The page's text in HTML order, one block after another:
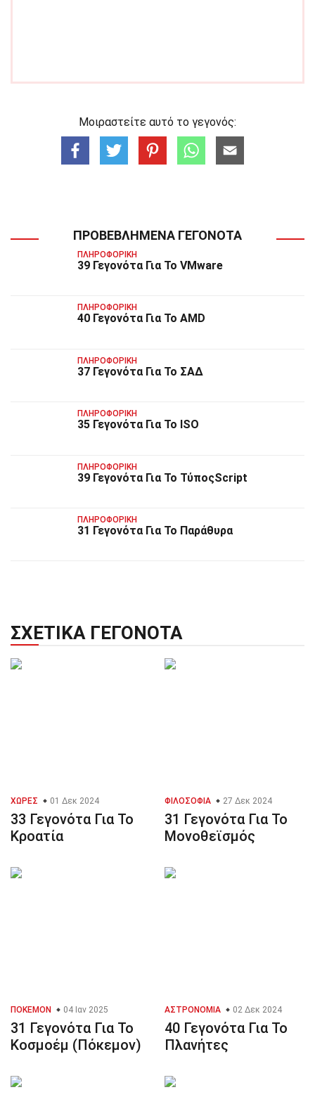
Μοιραστείτε αυτό το γεγονός:
ΠΡΟΒΕΒΛΗΜΈΝΑ ΓΕΓΟΝΌΤΑ
ΠΛΗΡΟΦΟΡΙΚΉ
39 Γεγονότα Για Το VMware
ΠΛΗΡΟΦΟΡΙΚΉ
40 Γεγονότα Για Το ΑΜD
ΠΛΗΡΟΦΟΡΙΚΉ
37 Γεγονότα Για Το ΣΑΔ
ΠΛΗΡΟΦΟΡΙΚΉ
35 Γεγονότα Για Το ISO
ΠΛΗΡΟΦΟΡΙΚΉ
39 Γεγονότα Για Το ΤύποςScript
ΠΛΗΡΟΦΟΡΙΚΉ
31 Γεγονότα Για Το Παράθυρα
ΣΧΕΤΙΚΆ ΓΕΓΟΝΌΤΑ
ΧΏΡΕΣ 01 Δεκ 2024
33 Γεγονότα Για Το
Κροατία
ΦΙΛΟΣΟΦΊΑ 27 Δεκ 2024
31 Γεγονότα Για Το
Μονοθεϊσμός
ΠΌΚΕΜΟΝ 04 Ιαν 2025
31 Γεγονότα Για Το
Κοσμοέμ (Πόκεμον)
ΑΣΤΡΟΝΟΜΊΑ 02 Δεκ 2024
40 Γεγονότα Για Το
Πλανήτες